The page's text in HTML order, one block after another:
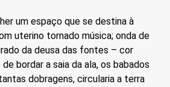
um espaço que se destina à
uterino tornado música; onda de
da deusa das fontes – cor
bordar a saia da ala, os babados
dobragens, circularia a terra